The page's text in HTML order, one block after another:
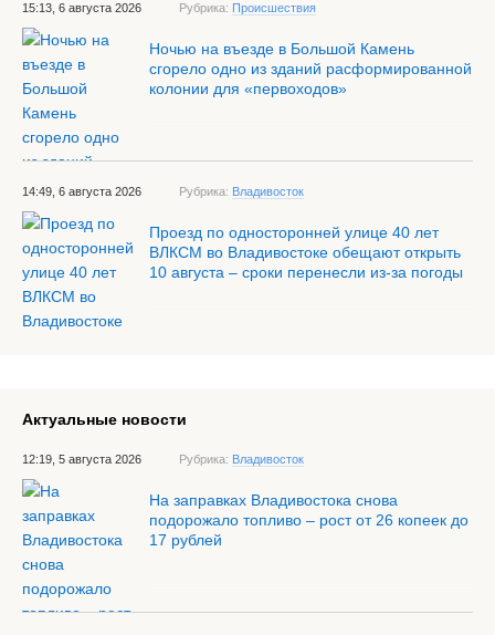
15:13, 6 августа 2026 Рубрика: Происшествия
Ночью на въезде в Большой Камень
сгорело одно из зданий расформированной
колонии для «первоходов»
14:49, 6 августа 2026 Рубрика: Владивосток
Проезд по односторонней улице 40 лет
ВЛКСМ во Владивостоке обещают открыть
10 августа – сроки перенесли из-за погоды
Актуальные новости
12:19, 5 августа 2026 Рубрика: Владивосток
На заправках Владивостока снова
подорожало топливо – рост от 26 копеек до
17 рублей